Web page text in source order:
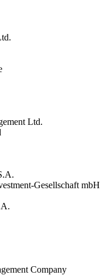
Ltd.
Gesellschaft mbH
Company